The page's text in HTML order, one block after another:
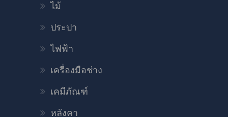
ไม้
ประปา
ไฟฟ้า
เครื่องมือช่าง
เคมีภัณฑ์
หลังคา